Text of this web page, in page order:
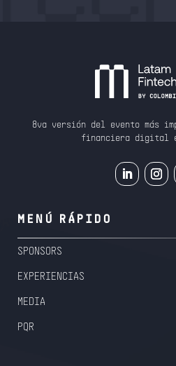
8va versión del evento más
financiera digital
MENÚ RÁPIDO
SPONSORS
EXPERIENCIAS
MEDIA
PQR